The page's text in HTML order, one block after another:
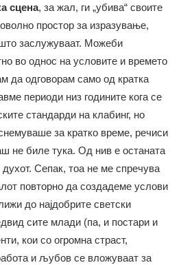
сцена, за жал, ги „убива“ своите
простор за изразување,
заслужуваат. Можеби
во однос на условите и времето
да одговорам само од кратка
периоди низ годините кога се
стандарди на клабинг, но
за кратко време, речиси
не биле тука. Од нив е останата
Сепак, тоа не ме спречува
повторно да создадеме услови
до најдобрите светски
сите млади (па, и постари и
кои со огромна страст,
и љубов се вложуваат за